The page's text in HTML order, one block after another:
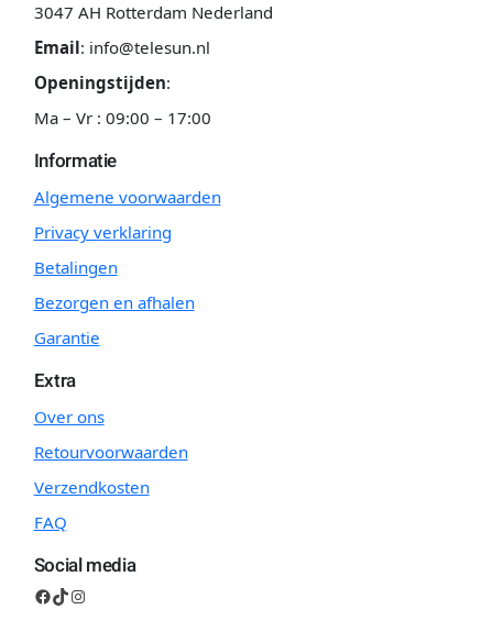
3047 AH Rotterdam Nederland
Email: info@telesun.nl
Openingstijden:
Ma – Vr : 09:00 – 17:00
Informatie
Algemene voorwaarden
Privacy verklaring
Betalingen
Bezorgen en afhalen
Garantie
Extra
Over ons
Retourvoorwaarden
Verzendkosten
FAQ
Social media
Facebook TikTok Instagram